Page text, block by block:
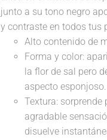
junto a su tono negro
y contraste en todos tus
Alto contenido de
Forma y color:
la flor de sal pero
aspecto
Textura: sorprende
agradable
disuelve